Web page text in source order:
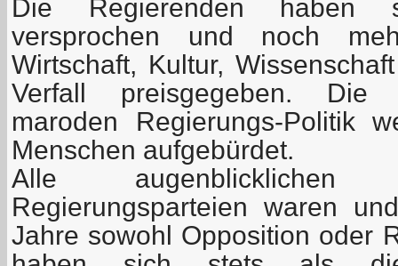
Die Regierenden haben
versprochen und noch
Wirtschaft, Kultur,
Verfall preisgegeben. Die
maroden Regierungs-Politik
Menschen aufgebürdet.
Alle augenblicklichen
Regierungsparteien waren
Jahre sowohl Opposition oder